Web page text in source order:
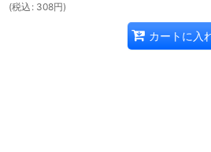
(税込 : 308円)
カートに入